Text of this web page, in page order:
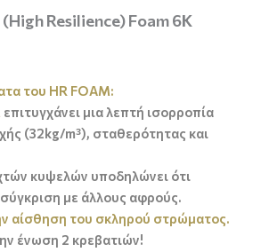
Resilience) Foam 6K
του HR FOAM:
επιτυγχάνει μια λεπτή ισορροπία
(32kg/m³), σταθερότητας και
κυψελών υποδηλώνει ότι
με άλλους αφρούς.
αίσθηση του σκληρού στρώματος.
ένωση 2 κρεβατιών!